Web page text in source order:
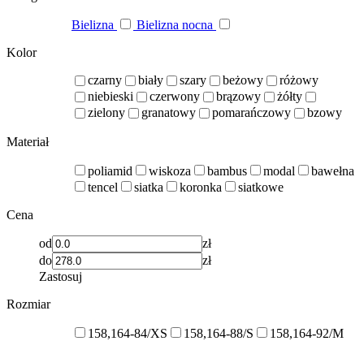
Bielizna
Bielizna nocna
Kolor
czarny
biały szary beżowy
różowy
niebieski
czerwony brązowy
żółty
zielony
granatowy pomarańczowy bzowy
Materiał
poliamid wiskoza bambus modal
bawełna
tencel
siatka koronka
siatkowe
Cena
od
zł
do
zł
Zastosuj
Rozmiar
158,164-84/XS 158,164-88/S
158,164-92/M